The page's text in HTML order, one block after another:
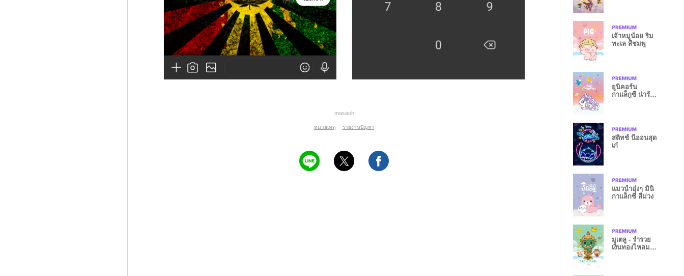
masaoh
หมายเหตุ รายงานปัญหา
เจ้าหมูน้อย ริม
ทะเล สีชมพู
ยูนิคอร์น
กาแล็กซี น่ารัก
สติทช์ นีออนสุด
เก๋
แมวน้ำอุ๋งๆ มินิ
กาแล็กซี สีม่วง
มูเตลู - ร่ำรวย
เงินทองไหลมา